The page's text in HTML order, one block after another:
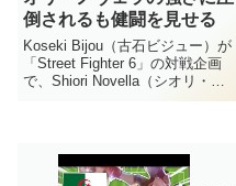
倒されるも健闘を見せる
Koseki Bijou（古石ビジュー）が
「Street Fighter 6」の対戦企画
で、Shiori Novella（シオリ・ノ
ヴェラ）と対戦しました。Shiori
姿が話題を呼ん...